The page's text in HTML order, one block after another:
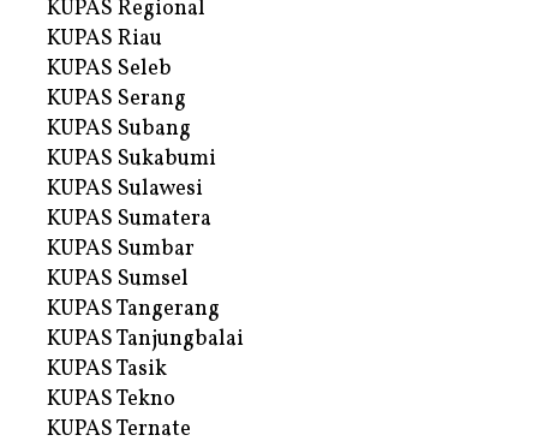
KUPAS Regional
KUPAS Riau
KUPAS Seleb
KUPAS Serang
KUPAS Subang
KUPAS Sukabumi
KUPAS Sulawesi
KUPAS Sumatera
KUPAS Sumbar
KUPAS Sumsel
KUPAS Tangerang
KUPAS Tanjungbalai
KUPAS Tasik
KUPAS Tekno
KUPAS Ternate